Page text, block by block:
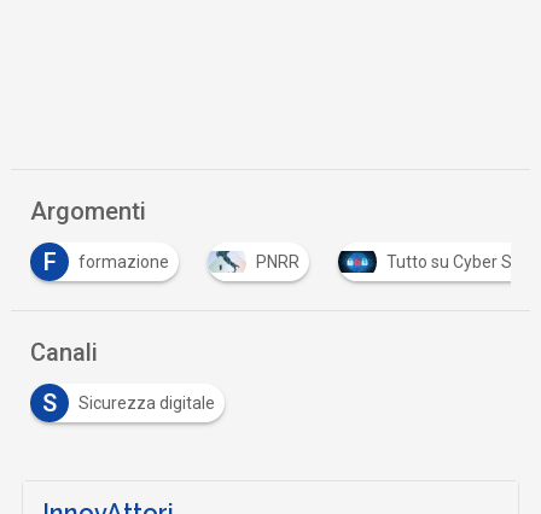
Argomenti
F
formazione PNRR Tutto su Cyber
Canali
S
Sicurezza digitale